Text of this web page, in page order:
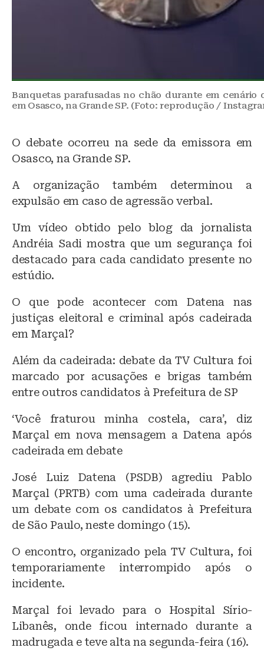
Banquetas parafusadas no chão durante em cenário
em Osasco, na Grande SP. (Foto: reprodução /
O debate ocorreu na sede da emissora em
Osasco, na Grande SP.
A organização também determinou a
expulsão em caso de agressão verbal.
Um vídeo obtido pelo blog da jornalista
Andréia Sadi mostra que um segurança foi
destacado para cada candidato presente no
estúdio.
O que pode acontecer com Datena nas
justiças eleitoral e criminal após cadeirada
em Marçal?
Além da cadeirada: debate da TV Cultura foi
marcado por acusações e brigas também
entre outros candidatos à Prefeitura de SP
‘Você fraturou minha costela, cara’, diz
Marçal em nova mensagem a Datena após
cadeirada em debate
José Luiz Datena (PSDB) agrediu Pablo
Marçal (PRTB) com uma cadeirada durante
um debate com os candidatos à Prefeitura
de São Paulo, neste domingo (15).
O encontro, organizado pela TV Cultura, foi
temporariamente interrompido após o
incidente.
Marçal foi levado para o Hospital Sírio-
Libanês, onde ficou internado durante a
madrugada e teve alta na segunda-feira (16).